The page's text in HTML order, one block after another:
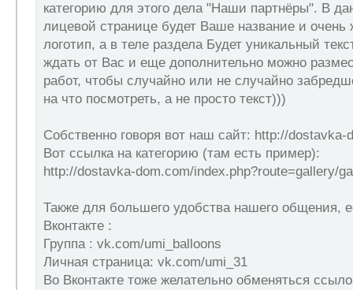
категорию для этого дела "Наши партнёры". В
лицевой странице будет Ваше название и очень
логотип, а в теле раздела Будет уникальный
ждать от Вас и еще дополнительно можно
работ, чтобы случайно или не случайно
на что посмотреть, а не просто текст)))
Собственно говоря вот наш сайт: http://dostavka-
Вот ссылка на категорию (там есть пример):
http://dostavka-dom.com/index.php?route=gallery/
Также для большего удобства нашего общения,
Вконтакте :
Группа : vk.com/umi_balloons
Личная страница: vk.com/umi_31
Во Вконтакте тоже желательно обменяться